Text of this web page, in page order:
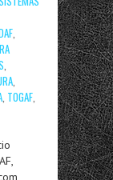
,
,
,
, TOGAF,